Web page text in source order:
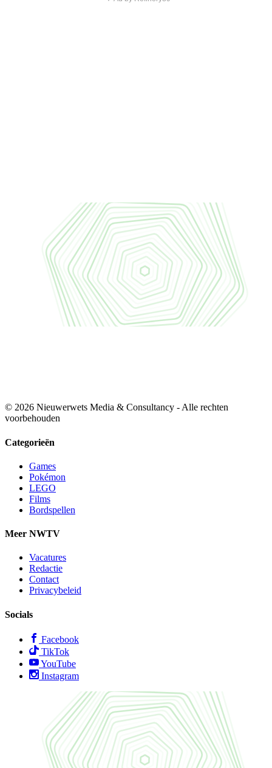
© 2026 Nieuwerwets Media & Consultancy - Alle rechten
voorbehouden
Categorieën
Games
Pokémon
LEGO
Films
Bordspellen
Meer NWTV
Vacatures
Redactie
Contact
Privacybeleid
Socials
Facebook
TikTok
YouTube
Instagram